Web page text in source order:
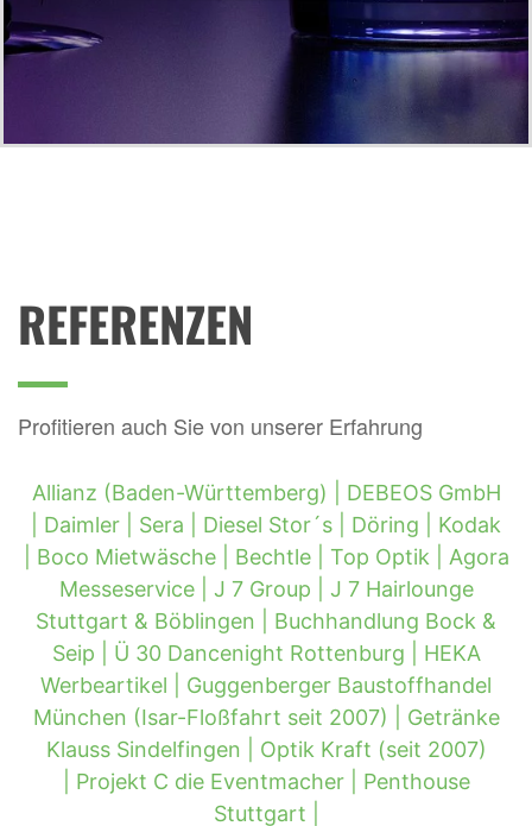
REFERENZEN
Profitieren auch Sie von unserer Erfahrung
Allianz (Baden-Württemberg) | DEBEOS GmbH
Daimler | Sera | Diesel Stor´s | Döring | Kodak
Boco Mietwäsche | Bechtle | Top Optik | Agora
Messeservice | J 7 Group | J 7 Hairlounge
Stuttgart & Böblingen | Buchhandlung Bock &
Seip | Ü 30 Dancenight Rottenburg | HEKA
Werbeartikel | Guggenberger Baustoffhandel
München (Isar-Floßfahrt seit 2007) | Getränke
Klauss Sindelfingen | Optik Kraft (seit 2007)
Projekt C die Eventmacher | Penthouse
Stuttgart |